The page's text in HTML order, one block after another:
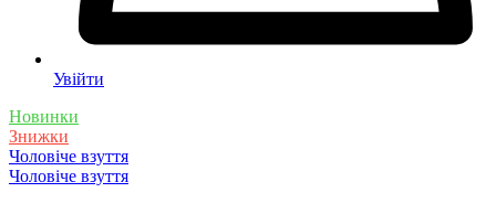
Увійти
Новинки
Знижки
Чоловіче взуття
Чоловіче взуття